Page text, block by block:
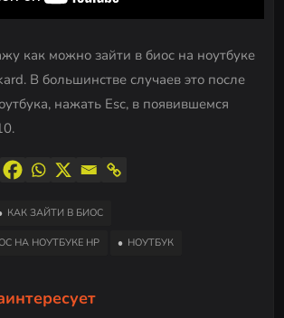
как можно зайти в биос на ноутбуке
В большинстве случаев это после
нажать Esс, в появившемся
КАК ЗАЙТИ В БИОС
НА НОУТБУКЕ HP НОУТБУК